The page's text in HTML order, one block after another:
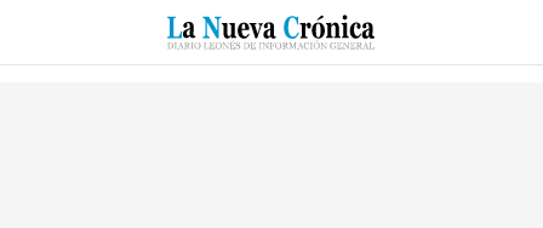
SUCESOS CULTURAS ESPECIALES DEPORTES